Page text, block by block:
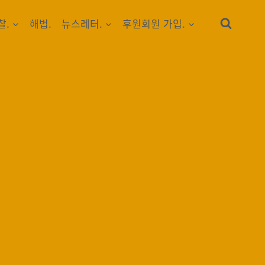
. 해법. 뉴스레터. 후원회원 가입.